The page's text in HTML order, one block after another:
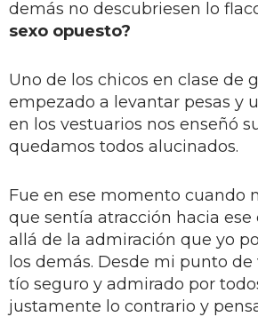
demás no descubriesen lo
sexo opuesto?
Uno de los chicos en clase de
empezado a levantar pesas y
en los vestuarios nos enseñó
quedamos todos alucinados.
Fue en ese momento cuando
que sentía atracción hacia ese
allá de la admiración que yo
los demás. Desde mi punto de
tío seguro y admirado por
justamente lo contrario y